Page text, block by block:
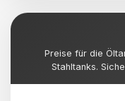
Preise für die
Stahltanks.